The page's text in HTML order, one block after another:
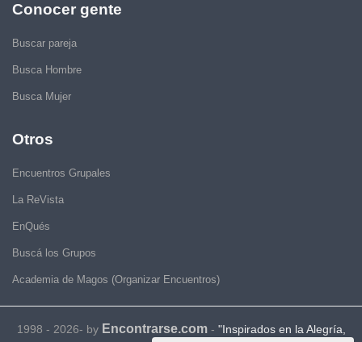
Conocer gente
Buscar pareja
Busca Hombre
Busca Mujer
Otros
Encuentros Grupales
La ReVista
EnQués
Buscá los Grupos
Academia de Magos (Organizar Encuentros)
1998 - 2026- by Encontrarse.com- "Inspirados en la Alegría,